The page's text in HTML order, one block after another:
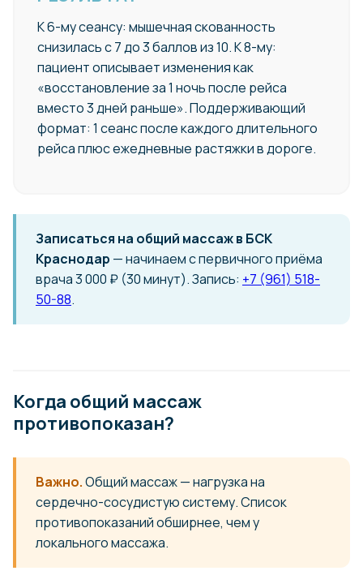
К 6-му сеансу: мышечная скованность
снизилась с 7 до 3 баллов из 10. К 8-му:
пациент описывает изменения как
«восстановление за 1 ночь после рейса
вместо 3 дней раньше». Поддерживающий
формат: 1 сеанс после каждого длительного
рейса плюс ежедневные растяжки в дороге.
Записаться на общий массаж в БСК
Краснодар — начинаем с первичного приёма
врача 3 000 ₽ (30 минут). Запись: +7 (961) 518-
50-88.
Когда общий массаж
противопоказан?
Важно.Общий массаж — нагрузка на
сердечно-сосудистую систему. Список
противопоказаний обширнее, чем у
локального массажа.